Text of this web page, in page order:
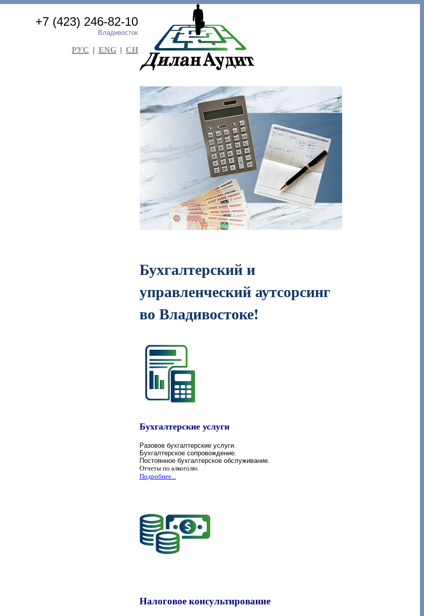
+7 (423) 246-82-10
Владивосток
РУС | ENG | CH
Бухгалтерский и
управленческий аутсорсинг
во Владивостоке!
Бухгалтерские услуги
Разовое бухгалтерские услуги.
Бухгалтерское сопровождение.
Постоянное бухгалтерское обслуживание.
Отчеты по алкоголю.
Подробнее...
Налоговое консультирование